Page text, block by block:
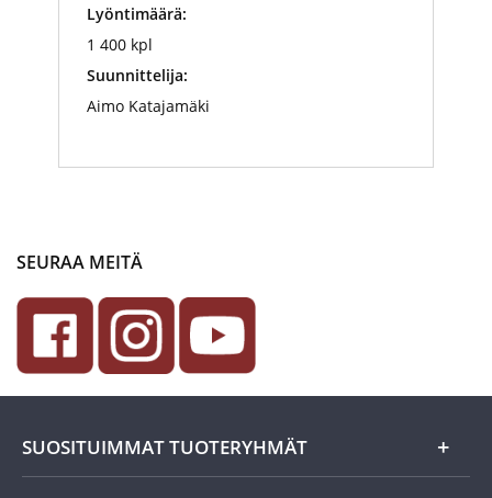
Lyöntimäärä:
1 400 kpl
Suunnittelija:
Aimo Katajamäki
SEURAA MEITÄ
SUOSITUIMMAT TUOTERYHMÄT